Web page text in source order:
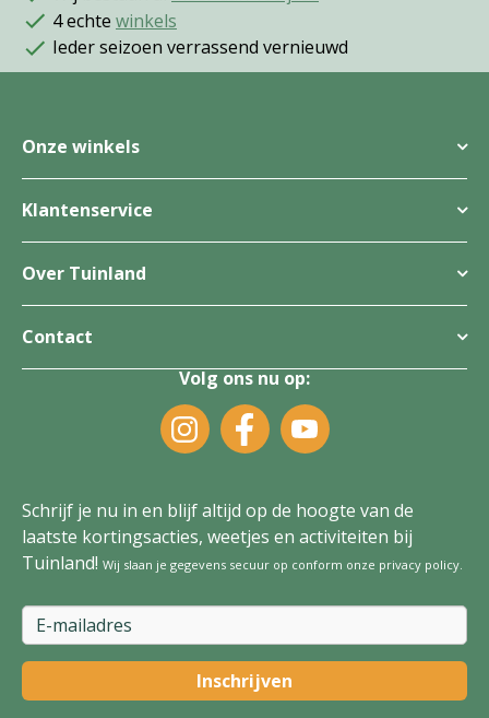
4 echte winkels
Ieder seizoen verrassend vernieuwd
Onze winkels
Klantenservice
Over Tuinland
Contact
Volg ons nu op:
Schrijf je nu in en blijf altijd op de hoogte van de
laatste kortingsacties, weetjes en activiteiten bij
Tuinland! Wij slaan je gegevens secuur op conform onze privacy policy.